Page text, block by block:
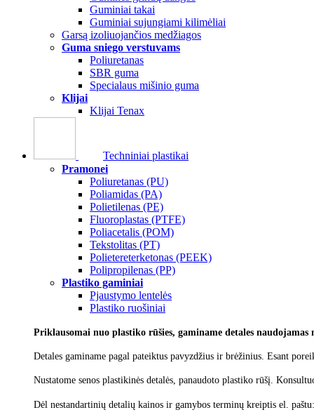
Guminiai takai
Guminiai sujungiami kilimėliai
Garsą izoliuojančios medžiagos
Guma sniego verstuvams
Poliuretanas
SBR guma
Specialaus mišinio guma
Klijai
Klijai Tenax
Techniniai plastikai
Pramonei
Poliuretanas (PU)
Poliamidas (PA)
Polietilenas (PE)
Fluoroplastas (PTFE)
Poliacetalis (POM)
Tekstolitas (PT)
Polietereterketonas (PEEK)
Polipropilenas (PP)
Plastiko gaminiai
Pjaustymo lentelės
Plastiko ruošiniai
Priklausomai nuo plastiko rūšies, gaminame detales
Detales gaminame pagal pateiktus pavyzdžius ir brėžinius. Esant
Nustatome senos plastikinės detalės, panaudoto plastiko rūšį.
Dėl nestandartinių detalių kainos ir gamybos terminų kreiptis el. paštu: